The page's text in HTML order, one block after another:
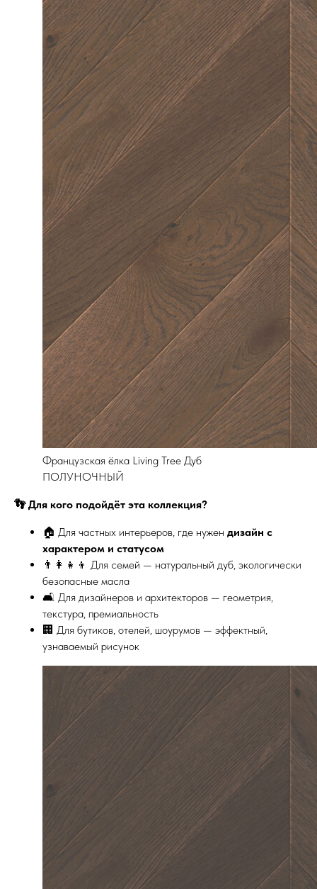
Французская ёлка Living Tree Дуб
ПОЛУНОЧНЫЙ
👣 Для кого подойдёт эта коллекция?
🏠 Для частных интерьеров, где нужен дизайн с
характером и статусом
👨‍👩‍👧‍👦 Для семей — натуральный дуб, экологически
безопасные масла
🛋 Для дизайнеров и архитекторов — геометрия,
текстура, премиальность
🏢 Для бутиков, отелей, шоурумов — эффектный,
узнаваемый рисунок